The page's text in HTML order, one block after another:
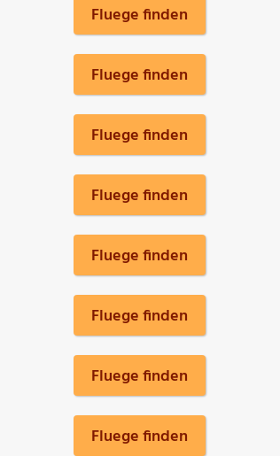
Fluege finden
Fluege finden
Fluege finden
Fluege finden
Fluege finden
Fluege finden
Fluege finden
Fluege finden